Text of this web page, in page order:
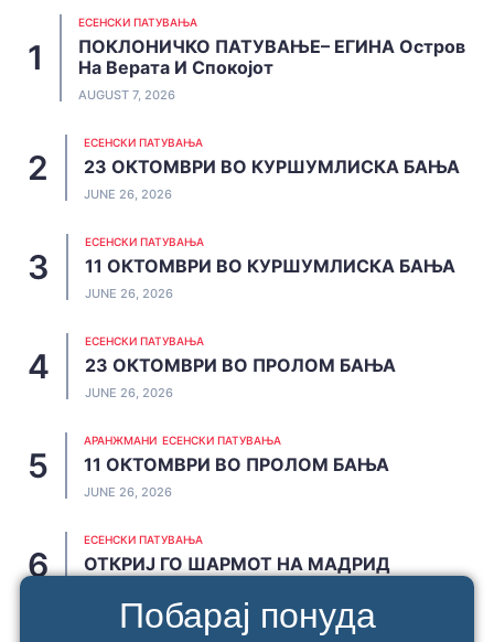
ЕСЕНСКИ ПАТУВАЊА
ПОКЛОНИЧКО ПАТУВАЊЕ– ЕГИНА Остров
На Верата И Спокојот
AUGUST 7, 2026
ЕСЕНСКИ ПАТУВАЊА
23 ОКТОМВРИ ВО КУРШУМЛИСКА БАЊА
JUNE 26, 2026
ЕСЕНСКИ ПАТУВАЊА
11 ОКТОМВРИ ВО КУРШУМЛИСКА БАЊА
JUNE 26, 2026
ЕСЕНСКИ ПАТУВАЊА
23 ОКТОМВРИ ВО ПРОЛОМ БАЊА
JUNE 26, 2026
АРАНЖМАНИ ЕСЕНСКИ ПАТУВАЊА
11 ОКТОМВРИ ВО ПРОЛОМ БАЊА
JUNE 26, 2026
ЕСЕНСКИ ПАТУВАЊА
ОТКРИЈ ГО ШАРМОТ НА МАДРИД
Побарај понуда